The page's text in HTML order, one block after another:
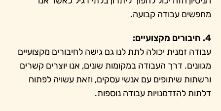
מחפשים עבודה קבועה.
4. חיבורים מקצועיים:
עבודה זמנית יכולה לתת לנו גם גישה לחיבורים מקצועיים
מגוונים. דרך העבודה במקומות שונים, אנו יוצרים קשרים
ורשתות שיתופים עם אנשי עסקים, וזאת עשויה לפתוח
דלתות להזדמנויות עבודה נוספות.